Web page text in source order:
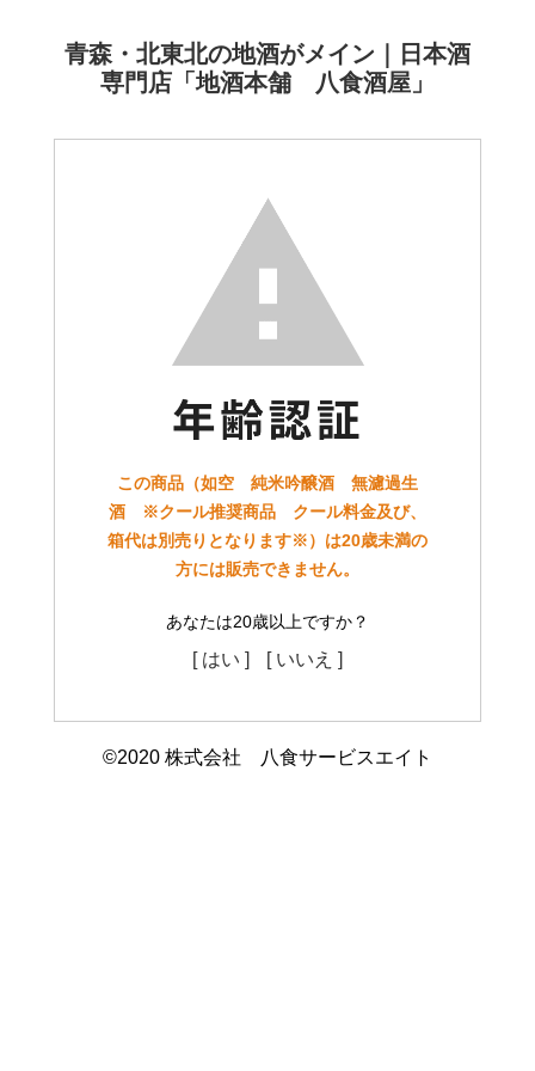
青森・北東北の地酒がメイン｜日本酒
専門店「地酒本舗 八食酒屋」
この商品（如空 純米吟醸酒 無濾過生
酒 ※クール推奨商品 クール料金及び、
箱代は別売りとなります※）は20歳未満の
方には販売できません。
あなたは20歳以上ですか？
[ はい ] [ いいえ ]
©2020 株式会社 八食サービスエイト